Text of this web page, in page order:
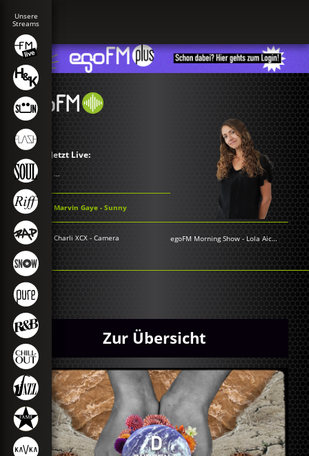
Jetzt Live:
...
Marvin Gaye - Sunny
Charli XCX - Camera egoFM Morning Show - Lola Aichner
Zur Übersicht